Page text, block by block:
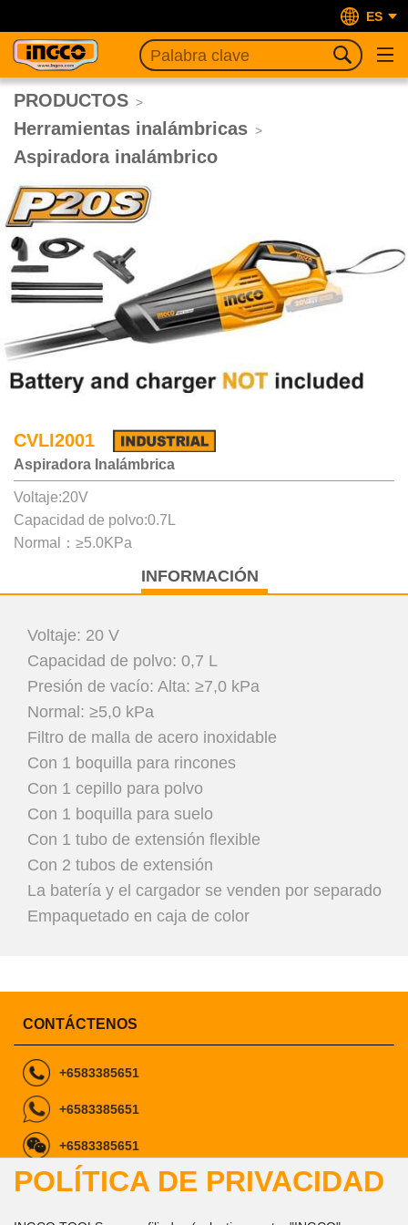
ES
PRODUCTOS >
Herramientas inalámbricas >
Aspiradora inalámbrico
CVLI2001
Aspiradora Inalámbrica
Voltaje:20V
Capacidad de polvo:0.7L
Normal：≥5.0KPa
INFORMACIÓN
Voltaje: 20 V
Capacidad de polvo: 0,7 L
Presión de vacío: Alta: ≥7,0 kPa
Normal: ≥5,0 kPa
Filtro de malla de acero inoxidable
Con 1 boquilla para rincones
Con 1 cepillo para polvo
Con 1 boquilla para suelo
Con 1 tubo de extensión flexible
Con 2 tubos de extensión
La batería y el cargador se venden por separado
Empaquetado en caja de color
CONTÁCTENOS
+6583385651
+6583385651
+6583385651
ingcomarketing@gmail.com
POLÍTICA DE PRIVACIDAD